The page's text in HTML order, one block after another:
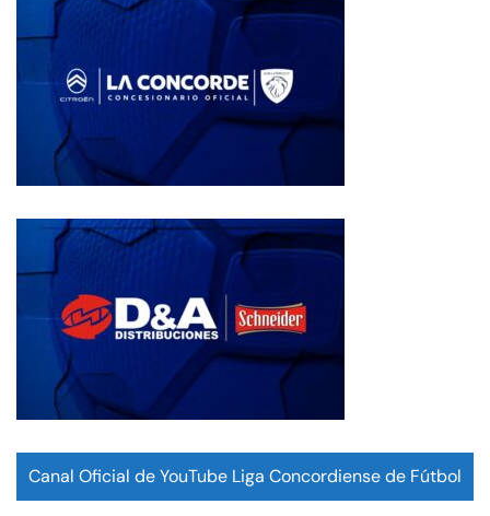
Canal Oficial de YouTube Liga Concordiense de Fútbol